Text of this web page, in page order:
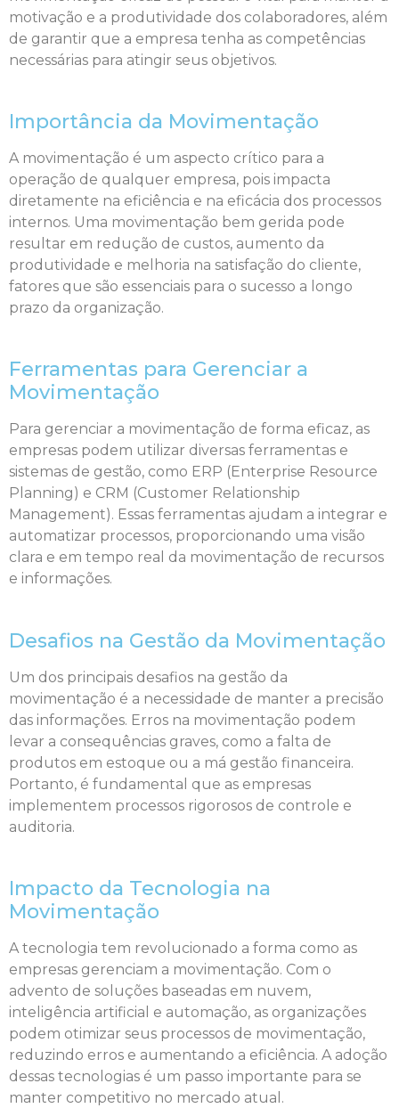
motivação e a produtividade dos colaboradores, além
de garantir que a empresa tenha as competências
necessárias para atingir seus objetivos.
Importância da Movimentação
A movimentação é um aspecto crítico para a
operação de qualquer empresa, pois impacta
diretamente na eficiência e na eficácia dos processos
internos. Uma movimentação bem gerida pode
resultar em redução de custos, aumento da
produtividade e melhoria na satisfação do cliente,
fatores que são essenciais para o sucesso a longo
prazo da organização.
Ferramentas para Gerenciar a
Movimentação
Para gerenciar a movimentação de forma eficaz, as
empresas podem utilizar diversas ferramentas e
sistemas de gestão, como ERP (Enterprise Resource
Planning) e CRM (Customer Relationship
Management). Essas ferramentas ajudam a integrar e
automatizar processos, proporcionando uma visão
clara e em tempo real da movimentação de recursos
e informações.
Desafios na Gestão da Movimentação
Um dos principais desafios na gestão da
movimentação é a necessidade de manter a precisão
das informações. Erros na movimentação podem
levar a consequências graves, como a falta de
produtos em estoque ou a má gestão financeira.
Portanto, é fundamental que as empresas
implementem processos rigorosos de controle e
auditoria.
Impacto da Tecnologia na
Movimentação
A tecnologia tem revolucionado a forma como as
empresas gerenciam a movimentação. Com o
advento de soluções baseadas em nuvem,
inteligência artificial e automação, as organizações
podem otimizar seus processos de movimentação,
reduzindo erros e aumentando a eficiência. A adoção
dessas tecnologias é um passo importante para se
manter competitivo no mercado atual.